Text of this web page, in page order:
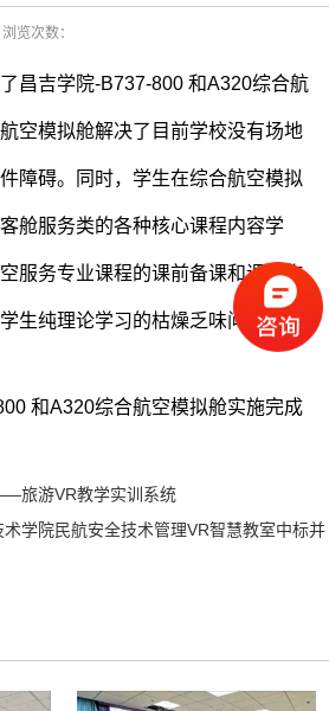
浏览次数：
昌吉学院-B737-800 和A320综合航
空模拟舱解决了目前学校没有场地
障碍。同时，学生在综合航空模拟
舱服务类的各种核心课程内容学
服务专业课程的课前备课和课后作
生纯理论学习的枯燥乏味问题。
旅游VR教学实训系统
学院民航安全技术管理VR智慧教室中标并